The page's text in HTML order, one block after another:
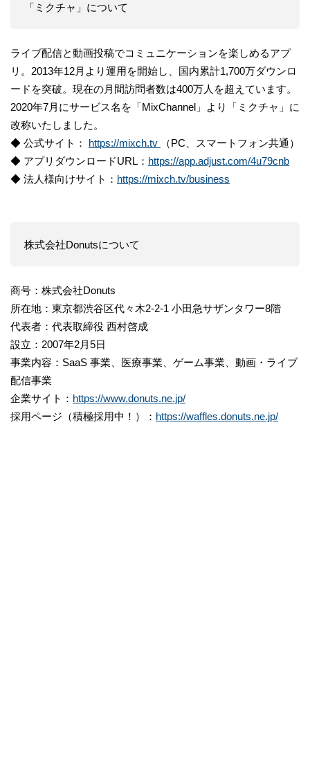
「ミクチャ」について
ライブ配信と動画投稿でコミュニケーションを楽しめるアプ
リ。2013年12月より運用を開始し、国内累計1,700万ダウンロ
ードを突破。現在の月間訪問者数は400万人を超えています。
2020年7月にサービス名を「MixChannel」より「ミクチャ」に
改称いたしました。
◆ 公式サイト： https://mixch.tv
（PC、スマートフォン共通）
◆ アプリダウンロードURL： https://app.adjust.com/4u79cnb
◆ 法人様向けサイト： https://mixch.tv/business
株式会社Donutsについて
商号：株式会社Donuts
所在地：東京都渋谷区代々木2-2-1 小田急サザンタワー8階
代表者：代表取締役 西村啓成
設立：2007年2月5日
事業内容：SaaS 事業、医療事業、ゲーム事業、動画・ライブ
配信事業
企業サイト： https://www.donuts.ne.jp/
採用ページ（積極採用中！）： https://waffles.donuts.ne.jp/